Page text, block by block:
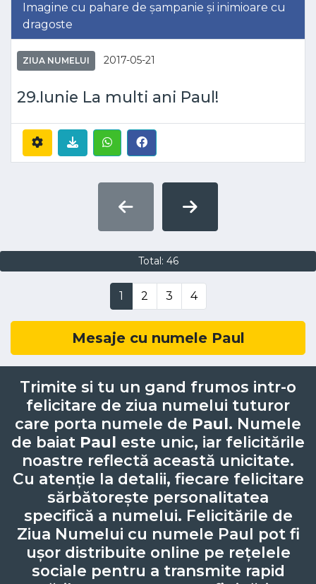
Imagine cu pahare de șampanie și inimioare cu
dragoste
ZIUA NUMELUI 2017-05-21
29.Iunie La multi ani Paul!
Total: 46
1 2 3 4
Mesaje cu numele Paul
Trimite si tu un gand frumos intr-o
felicitare de ziua numelui tuturor
care porta numele de Paul. Numele
de baiat Paul este unic, iar felicitările
noastre reflectă această unicitate.
Cu atenție la detalii, fiecare felicitare
sărbătorește personalitatea
specifică a numelui. Felicitările de
Ziua Numelui cu numele Paul pot fi
ușor distribuite online pe rețelele
sociale pentru a transmite rapid